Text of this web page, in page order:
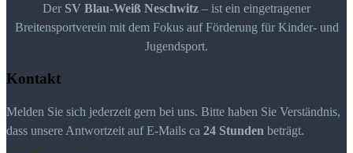
Der SV Blau-Weiß Neschwitz – ist ein eingetragener
Breitensportverein mit dem Fokus auf Förderung für Kinder- und
Jugendsport.
Kontakt
Melden Sie sich jederzeit gern bei uns. Bitte haben Sie Verständnis,
dass unsere Antwortzeit auf E-Mails ca 24 Stunden beträgt.